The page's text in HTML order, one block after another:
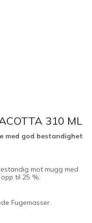
310 ML
med god bestandighet
mot mugg med
til 25 %.
Fugemasser.